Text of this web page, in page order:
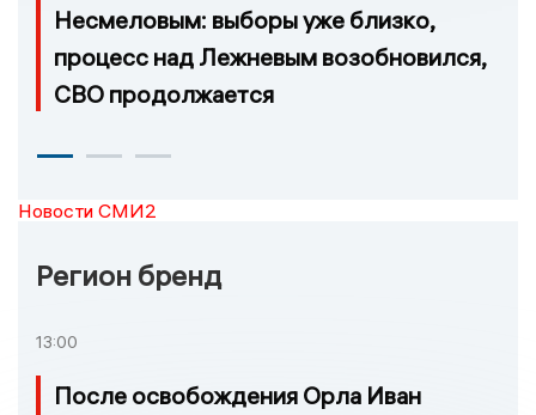
Несмеловым: выборы уже близко,
процесс над Лежневым возобновился,
СВО продолжается
Новости СМИ2
Регион бренд
13:00
После освобождения Орла Иван